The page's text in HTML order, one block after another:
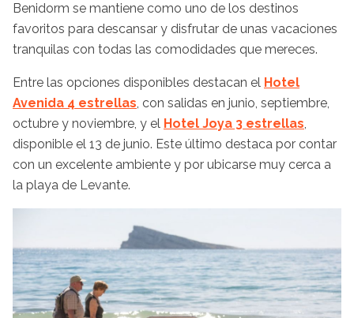
Benidorm se mantiene como uno de los destinos
favoritos para descansar y disfrutar de unas vacaciones
tranquilas con todas las comodidades que mereces.
Entre las opciones disponibles destacan el Hotel
Avenida 4 estrellas, con salidas en junio, septiembre,
octubre y noviembre, y el Hotel Joya 3 estrellas,
disponible el 13 de junio. Este último destaca por contar
con un excelente ambiente y por ubicarse muy cerca a
la playa de Levante.